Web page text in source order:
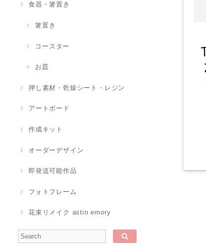
食器・箸置き
箸置き
コースター
お皿
押し素材・乾燥シート・レジン
アートボード
作成キット
オーダーデザイン
即発送可能作品
フォトフレーム
花束リメイク astin emory